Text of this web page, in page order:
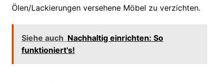
Ölen/Lackierungen versehene Möbel zu verzichten.
Siehe auch Nachhaltig einrichten: So
funktioniert's!